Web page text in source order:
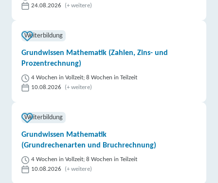
24.08.2026
(+ weitere)
Weiterbildung
Grundwissen Mathematik (Zahlen, Zins- und
Prozentrechnung)
4 Wochen in Vollzeit; 8 Wochen in Teilzeit
10.08.2026
(+ weitere)
Weiterbildung
Grundwissen Mathematik
(Grundrechenarten und Bruchrechnung)
4 Wochen in Vollzeit; 8 Wochen in Teilzeit
10.08.2026
(+ weitere)